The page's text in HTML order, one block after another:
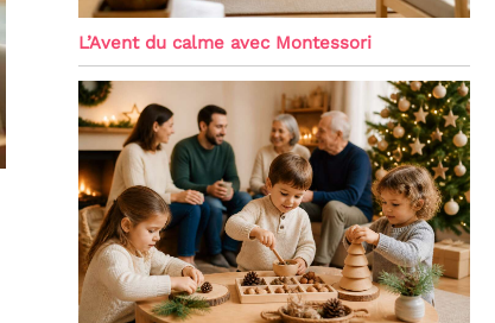
L’Avent du calme avec Montessori